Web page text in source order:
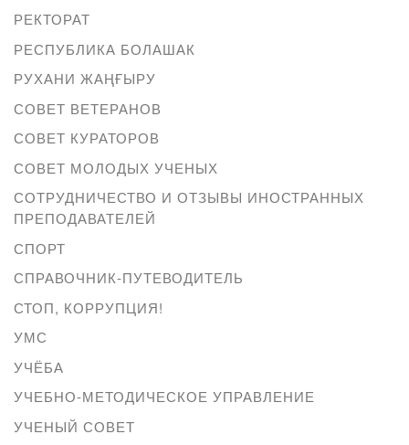
РЕКТОРАТ
РЕСПУБЛИКА БОЛАШАК
РУХАНИ ЖАҢҒЫРУ
СОВЕТ ВЕТЕРАНОВ
СОВЕТ КУРАТОРОВ
СОВЕТ МОЛОДЫХ УЧЕНЫХ
СОТРУДНИЧЕСТВО И ОТЗЫВЫ ИНОСТРАННЫХ
ПРЕПОДАВАТЕЛЕЙ
СПОРТ
СПРАВОЧНИК-ПУТЕВОДИТЕЛЬ
СТОП, КОРРУПЦИЯ!
УМС
УЧЁБА
УЧЕБНО-МЕТОДИЧЕСКОЕ УПРАВЛЕНИЕ
УЧЕНЫЙ СОВЕТ